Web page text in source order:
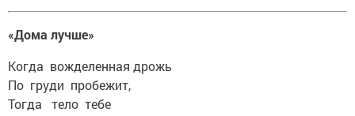
«Дома лучше»
Когда вожделенная дрожь
По груди пробежит,
Тогда тело тебе